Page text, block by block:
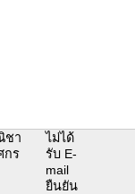
ชา
กร
ไม่ได้
รับ E-
mail
ยืนยัน